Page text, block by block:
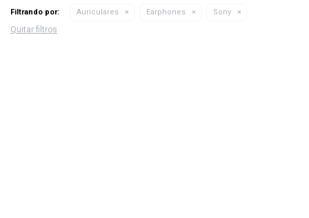
Filtrando por: Auriculares Earphones Sony
Quitar filtros